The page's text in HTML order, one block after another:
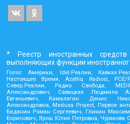
* Реестр иностранных
выполняющих функции
Голос Америки, Idel.Реалии,
Настоящее Время, Azatliq Radiosi, PCE/
Север.Реалии, Радио Свобода,
Александрович, Савицкая Людмила
Евгеньевич, Камалягин Денис
Александровна, Medusa Project, Первое
Баданин Роман Сергеевич, Гликин
Борисович, Ярош Юлия Петровна, Чуракова